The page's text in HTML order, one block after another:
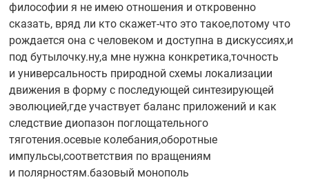
философии я не имею отношения и откровенно
сказать, вряд ли ктоскажет-что это такое,потому что
рождается она с человеком и доступна в дискуссиях,и
под бутылочку.ну,а мне нужна конкретика,точность
и универсальность природной схемы локализации
движения в форму с последующей синтезирующей
эволюцией,где участвует баланс приложений и как
следствие диопазон поглощательного
тяготения.осевые колебания,оборотные
импульсы,соответствия по вращениям
и полярностям.базовый монополь